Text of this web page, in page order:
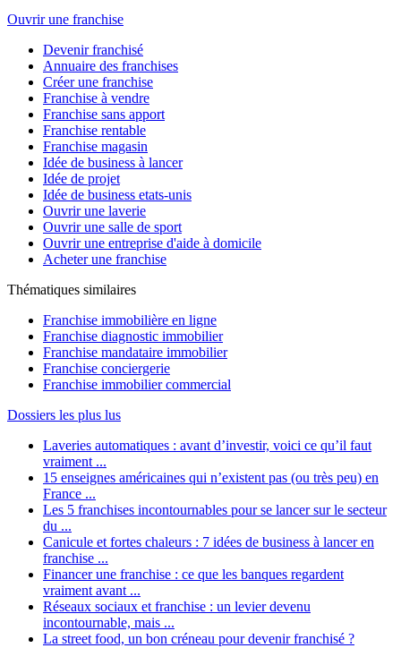
Ouvrir une franchise
Devenir franchisé
Annuaire des franchises
Créer une franchise
Franchise à vendre
Franchise sans apport
Franchise rentable
Franchise magasin
Idée de business à lancer
Idée de projet
Idée de business etats-unis
Ouvrir une laverie
Ouvrir une salle de sport
Ouvrir une entreprise d'aide à domicile
Acheter une franchise
Thématiques similaires
Franchise immobilière en ligne
Franchise diagnostic immobilier
Franchise mandataire immobilier
Franchise conciergerie
Franchise immobilier commercial
Dossiers les plus lus
Laveries automatiques : avant d’investir, voici ce qu’il faut
vraiment ...
15 enseignes américaines qui n’existent pas (ou très peu) en
France ...
Les 5 franchises incontournables pour se lancer sur le secteur
du ...
Canicule et fortes chaleurs : 7 idées de business à lancer en
franchise ...
Financer une franchise : ce que les banques regardent
vraiment avant ...
Réseaux sociaux et franchise : un levier devenu
incontournable, mais ...
La street food, un bon créneau pour devenir franchisé ?